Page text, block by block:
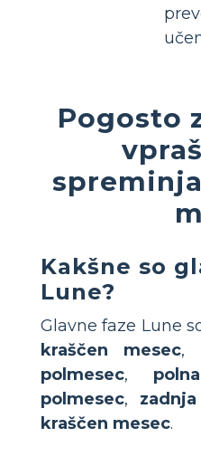
Pogosto
Kakšne so
Lune?
Glavne faze Lune
kraščen mesec,
polmesec,
polmesec,
kraščen mesec.